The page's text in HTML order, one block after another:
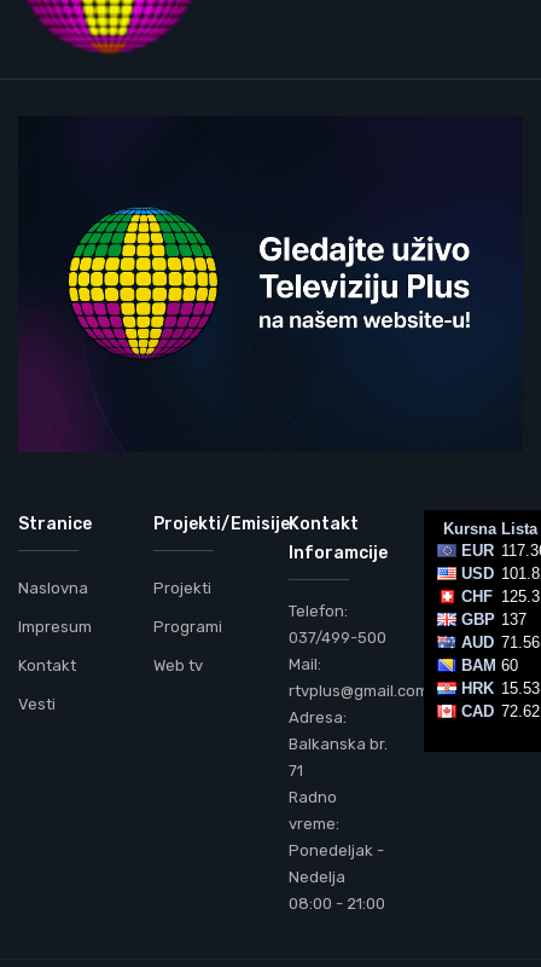
Stranice
Naslovna
Impresum
Kontakt
Vesti
Projekti/Emisije
Projekti
Programi
Web tv
Kontakt
Inforamcije
Telefon:
037/499-500
Mail:
rtvplus@gmail.com
Adresa:
Balkanska br.
71
Radno
vreme:
Ponedeljak -
Nedelja
08:00 - 21:00